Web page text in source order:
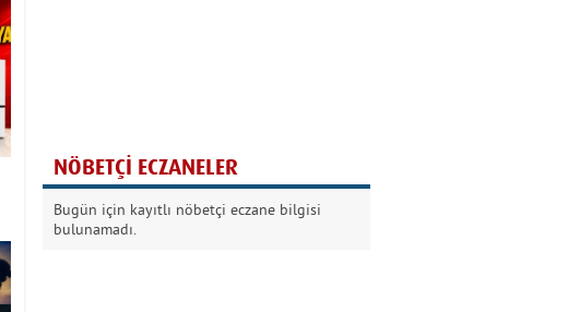
Kurban Bayramında
Dikkat!
NÖBETÇİ ECZANELER
Bugün için kayıtlı nöbetçi eczane bilgisi
bulunamadı.